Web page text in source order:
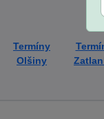
Termíny
Olšiny